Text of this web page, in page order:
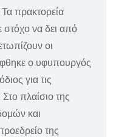
πρακτορεία
στόχο να δει από
οι
ο υφυπουργός
για τις
πλαίσιο της
και
της